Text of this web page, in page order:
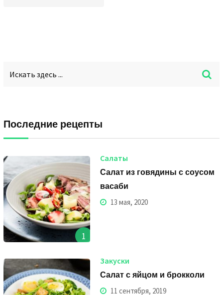
Последние рецепты
1
Салаты
Салат из говядины с соусом
васаби
13 мая, 2020
Закуски
Салат с яйцом и брокколи
11 сентября, 2019